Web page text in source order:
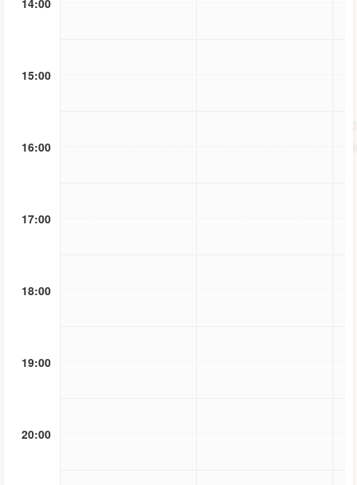
15:00
16:00
17:00
18:00
19:00
20:00